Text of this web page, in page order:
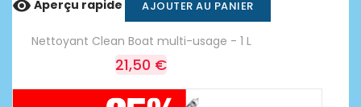
 Aperçu rapide AJOUTER AU PANIER
Nettoyant Clean Boat multi-usage - 1 L
21,50 €